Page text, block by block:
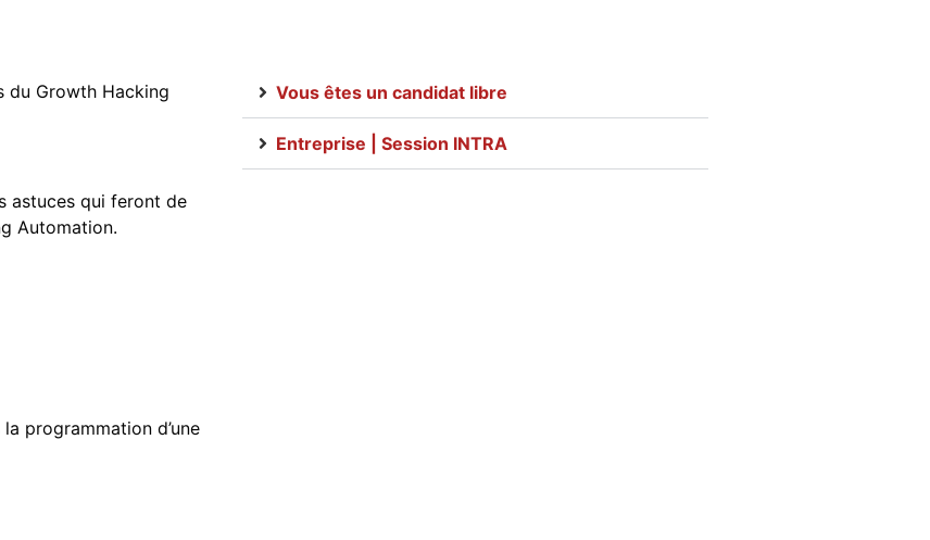
du Growth Hacking
astuces qui feront de
Automation.
programmation d’une
Vous êtes un candidat libre
Entreprise | Session INTRA